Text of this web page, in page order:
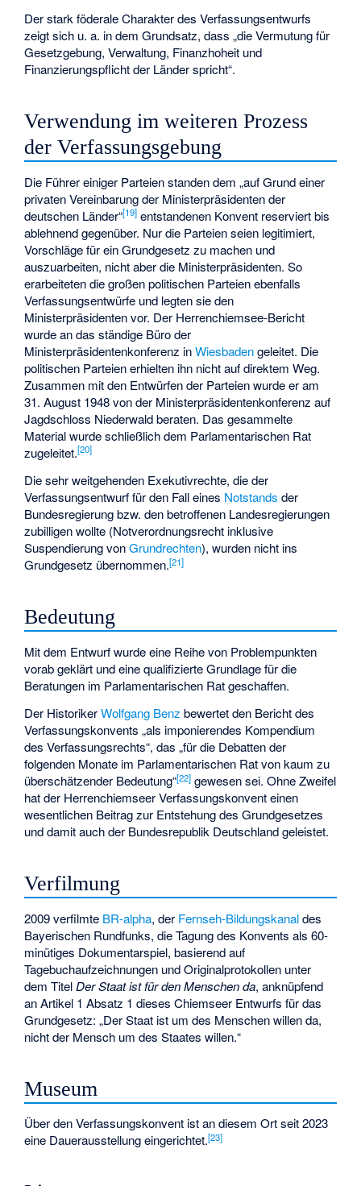
Der stark föderale Charakter des Verfassungsentwurfs
zeigt sich u. a. in dem Grundsatz, dass „die Vermutung für
Gesetzgebung, Verwaltung, Finanzhoheit und
Finanzierungspflicht der Länder spricht“.
Verwendung im weiteren Prozess
der Verfassungsgebung
Die Führer einiger Parteien standen dem „auf Grund einer
privaten Vereinbarung der Ministerpräsidenten der
deutschen Länder“[19] entstandenen Konvent reserviert bis
ablehnend gegenüber. Nur die Parteien seien legitimiert,
Vorschläge für ein Grundgesetz zu machen und
auszuarbeiten, nicht aber die Ministerpräsidenten. So
erarbeiteten die großen politischen Parteien ebenfalls
Verfassungsentwürfe und legten sie den
Ministerpräsidenten vor. Der Herrenchiemsee-Bericht
wurde an das ständige Büro der
Ministerpräsidentenkonferenz inWiesbadengeleitet. Die
politischen Parteien erhielten ihn nicht auf direktem Weg.
Zusammen mit den Entwürfen der Parteien wurde er am
31. August 1948 von der Ministerpräsidentenkonferenz auf
Jagdschloss Niederwald beraten. Das gesammelte
Material wurde schließlich dem Parlamentarischen Rat
zugeleitet.[20]
Die sehr weitgehenden Exekutivrechte, die der
Verfassungsentwurf für den Fall eines Notstands der
Bundesregierung bzw. den betroffenen Landesregierungen
zubilligen wollte (Notverordnungsrecht inklusive
Suspendierung vonGrundrechten), wurden nicht ins
Grundgesetz übernommen.[21]
Bedeutung
Mit dem Entwurf wurde eine Reihe von Problempunkten
vorab geklärt und eine qualifizierte Grundlage für die
Beratungen im Parlamentarischen Rat geschaffen.
Der HistorikerWolfgang Benz bewertet den Bericht des
Verfassungskonvents „als imponierendes Kompendium
des Verfassungsrechts“, das „für die Debatten der
folgenden Monate im Parlamentarischen Rat von kaum zu
überschätzender Bedeutung“[22] gewesen sei. Ohne Zweifel
hat der Herrenchiemseer Verfassungskonvent einen
wesentlichen Beitrag zur Entstehung des Grundgesetzes
und damit auch der Bundesrepublik Deutschland geleistet.
Verfilmung
2009 verfilmte BR-alpha, der Fernseh-Bildungskanaldes
Bayerischen Rundfunks, die Tagung des Konvents als 60-
minütiges Dokumentarspiel, basierend auf
Tagebuchaufzeichnungen und Originalprotokollen unter
dem TitelDer Staat ist für den Menschen da, anknüpfend
an Artikel 1 Absatz 1 dieses Chiemseer Entwurfs für das
Grundgesetz: „Der Staat ist um des Menschen willen da,
nicht der Mensch um des Staates willen.“
Museum
Über den Verfassungskonvent ist an diesem Ort seit 2023
eine Dauerausstellung eingerichtet.[23]